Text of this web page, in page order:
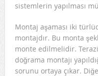
sistemlerin yapılması
Montaj aşaması iki
montajdır. Bu monta
monte edilmelidir.
doğrama montajı
sorunu ortaya çıkar.